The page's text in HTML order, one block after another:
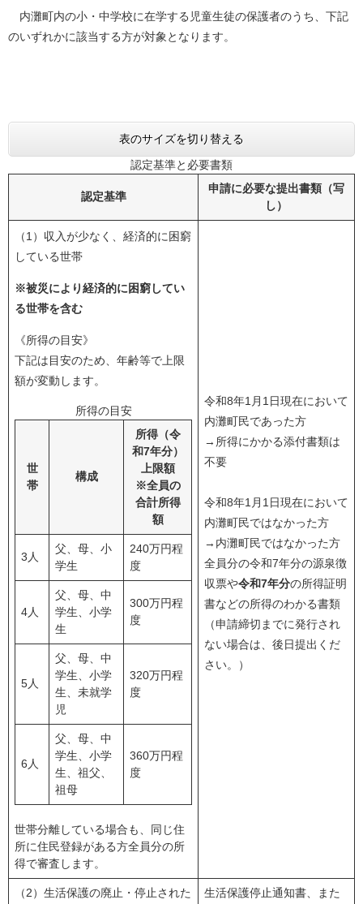
内灘町内の小・中学校に在学する児童生徒の保護者のうち、下記
のいずれかに該当する方が対象となります。
表のサイズを切り替える
認定基準と必要書類
認定基準
申請に必要な提出書類（写
し）
（1）収入が少なく、経済的に困窮
している世帯
※被災により経済的に困窮してい
る世帯を含む
《所得の目安》
下記は目安のため、年齢等で上限
額が変動します。
所得の目安
世
帯
構成
所得（令
和7年分）
上限額
※全員の
合計所得
額
3人
父、母、小
学生
240万円程
度
4人
父、母、中
学生、小学
生
300万円程
度
5人
父、母、中
学生、小学
生、未就学
児
320万円程
度
6人
父、母、中
学生、小学
生、祖父、
祖母
360万円程
度
世帯分離している場合も、同じ住
所に住民登録がある方全員分の所
得で審査します。
令和8年1月1日現在において
内灘町民であった方
→所得にかかる添付書類は
不要
令和8年1月1日現在において
内灘町民ではなかった方
→内灘町民ではなかった方
全員分の令和7年分の源泉徴
収票や令和7年分の所得証明
書などの所得のわかる書類
（申請締切までに発行され
ない場合は、後日提出くだ
さい。）
（2）生活保護の廃止・停止された
生活保護停止通知書、また